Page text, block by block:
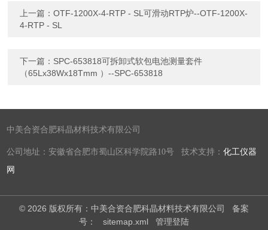
上一篇：OTF-1200X-4-RTP - SL可滑动RTP炉--OTF-1200X-
4-RTP - SL
下一篇： SPC-653818可拆卸式软包电池测量套件
（65Lx38Wx18Tmm ）--SPC-653818
中美合资合肥科晶材料技术有限公司
公司地址：安徽省合肥市蜀山区科学院路10号 技术支持：化工仪器
网
© 2026 版权所有：中美合资合肥科晶材料技术有限公司 备案
号：
sitemap.xml 管理登陆